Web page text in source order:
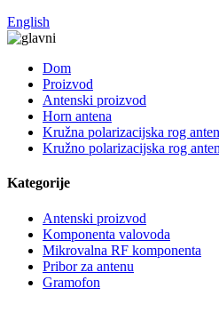
English
Dom
Proizvod
Antenski proizvod
Horn antena
Kružna polarizacijska rog
Kružno polarizacijska rog
Kategorije
Antenski proizvod
Komponenta valovoda
Mikrovalna RF komponenta
Pribor za antenu
Gramofon